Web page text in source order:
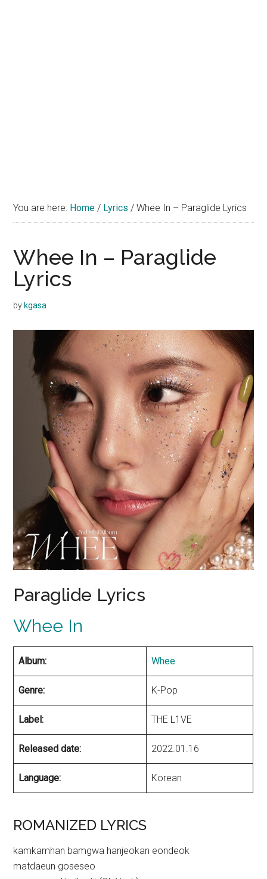
You are here: Home / Lyrics / Whee In – Paraglide Lyrics
Whee In – Paraglide
Lyrics
by kgasa
Paraglide Lyrics
Whee In
Album: Whee
Genre: K-Pop
Label: THE L1VE
Released date: 2022.01.16
Language: Korean
ROMANIZED LYRICS
kamkamhan bamgwa hanjeokan eondeok
matdaeun goseseo